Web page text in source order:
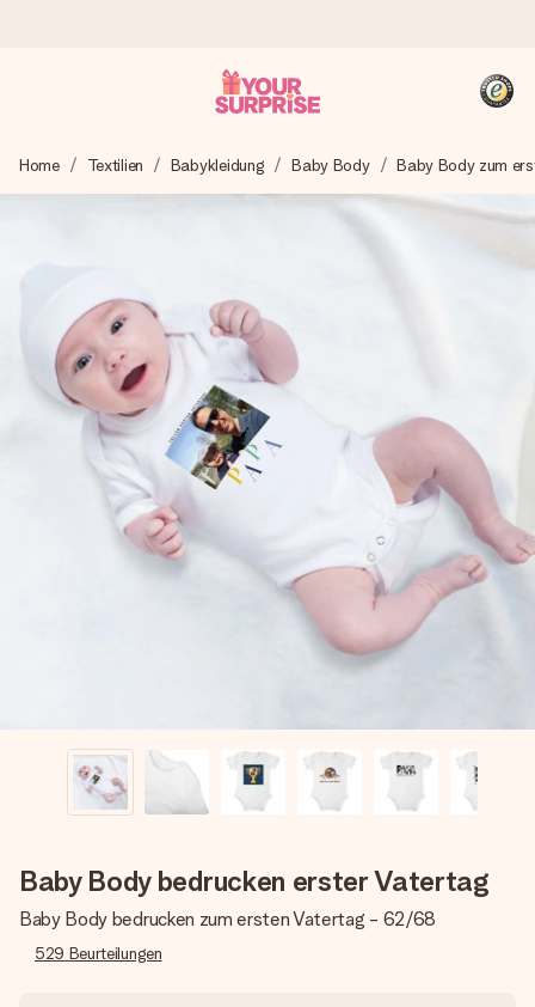
Wir bereiten dein Geschenk sorgfältig vor und schicken es
blitzschnell – damit du es genau zum richtigen Zeitpunkt
4,8 (basierend auf +15.000 Bewertungen)
Unsere Geschenke begeistern. Kunden bewerten uns mit
4,8 bei Google Reviews (Gesamtergebnis aller Länder, in
die wir versenden).
+49 39292 929695
Montag - Freitag : 8:30 - 17:00 Uhr
Samstag - Sonntag : 8:30 - 13:00 Uhr
Home Textilien Babykleidung Baby Body Baby Body zum
Baby Body bedrucken erster Vatertag
Baby Body bedrucken zum ersten Vatertag - 62/68
529 Beurteilungen